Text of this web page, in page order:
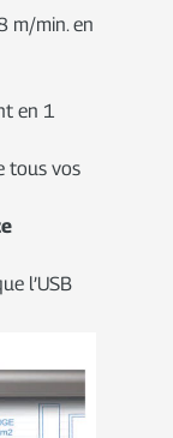
m/min. en
en 1
tous vos
l’USB